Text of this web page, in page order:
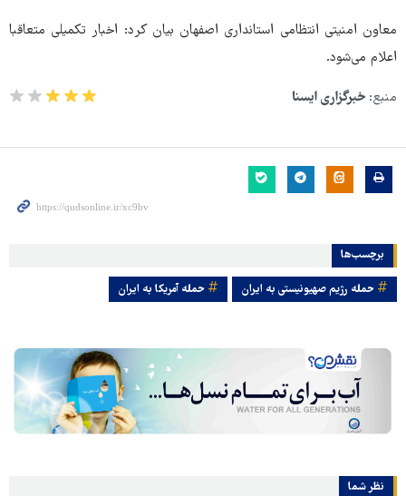
معاون امنیتی انتظامی استانداری اصفهان بیان کرد: اخبار تکمیلی متعاقبا
اعلام می‌شود.
منبع: خبرگزاری ایسنا
برچسب‌ها
حمله رژیم صهیونیستی به ایران حمله آمریکا به ایران
نظر شما